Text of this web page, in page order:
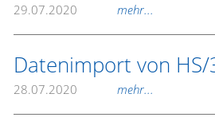
29.07.2020 mehr...
Datenimport von HS/
28.07.2020 mehr...